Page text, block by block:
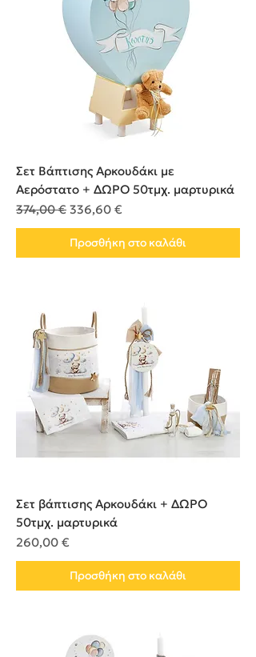
Σετ Βάπτισης Αρκουδάκι με
Αερόστατο + ΔΩΡΟ 50τμχ. μαρτυρικά
Κανονική τιμή
374,00 € Τιμή Έκπτωσης
336,60 €
Προσθήκη στο καλάθι
Σετ βάπτισης Αρκουδάκι + ΔΩΡΟ
50τμχ. μαρτυρικά
Τιμή
260,00 €
Προσθήκη στο καλάθι